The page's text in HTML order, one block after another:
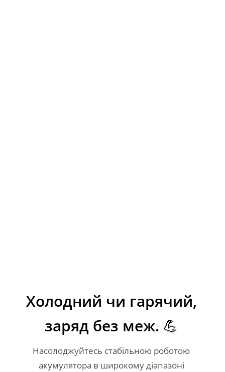
Насолоджуйтесь стабільною роботою
акумулятора в широкому діапазоні
Холодний чи гарячий,
заряд без меж. 💪